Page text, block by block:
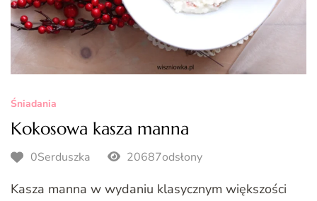
Śniadania
Kokosowa kasza manna
0Serduszka 20687odsłony
Kasza manna w wydaniu klasycznym większości